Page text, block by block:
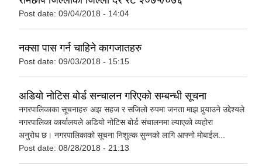
Post date: 09/04/2018 - 14:04
नक्सा पास गर्न चाहिने कागजातहरु
Post date: 09/03/2018 - 15:15
अडियो नोटिस बोर्ड सन्चालन गरिएको सम्बन्धी सूचना
नगरपालिकाका सूचनाहरु अझ सहज र सजिलो रुपमा जनता माझ पुर्‍याउने उद्देश्यले
नगरपालिका कार्यालयले अडियो नोटिस बोर्ड संचालनमा ल्याएको व्यहोरा
अनुरोध छ। नगरपालिकाको सूचना निशुल्क सुन्नको लागि आफ्नो मोबाईल...
Post date: 08/28/2018 - 21:13